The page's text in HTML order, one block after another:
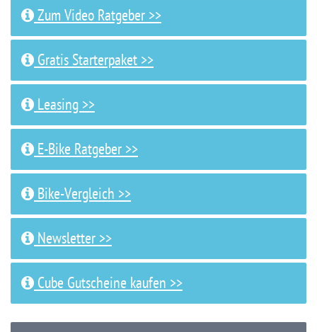
Zum Video Ratgeber >>
Gratis Starterpaket >>
Leasing >>
E-Bike Ratgeber >>
Bike-Vergleich >>
Newsletter >>
Cube Gutscheine kaufen >>